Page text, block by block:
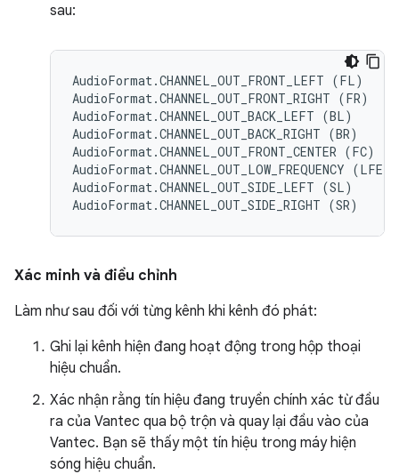
sau:
AudioFormat.CHANNEL_OUT_FRONT_LEFT (FL)
AudioFormat.CHANNEL_OUT_FRONT_RIGHT (FR)
AudioFormat.CHANNEL_OUT_BACK_LEFT (BL)
AudioFormat.CHANNEL_OUT_BACK_RIGHT (BR)
AudioFormat.CHANNEL_OUT_FRONT_CENTER (FC)
AudioFormat.CHANNEL_OUT_LOW_FREQUENCY (LFE)
AudioFormat.CHANNEL_OUT_SIDE_LEFT (SL)
Xác minh và điều chỉnh
Làm như sau đối với từng kênh khi kênh đó phát:
Ghi lại kênh hiện đang hoạt động trong hộp thoại
hiệu chuẩn.
Xác nhận rằng tín hiệu đang truyền chính xác từ đầu
ra của Vantec qua bộ trộn và quay lại đầu vào của
Vantec. Bạn sẽ thấy một tín hiệu trong máy hiện
sóng hiệu chuẩn.